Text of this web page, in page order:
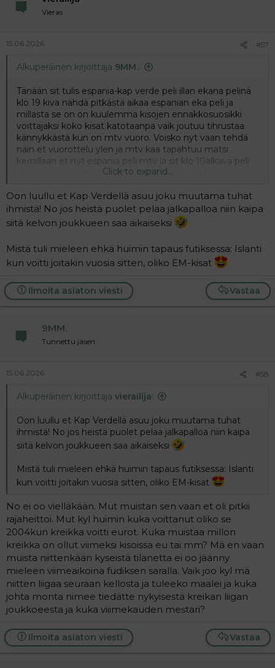
Vieras
15.06.2026 #57
Alkuperäinen kirjoittaja 9MM.:
Tänään sit tulis espania-kap verde peli illan ekana pelinä
klo 19 kiva nähdä pitkästä aikaa espanian eka peli ja
millasta se on on kuulemma kisojen ennakkosuosikki
voittajaksi koko kisat katotaanpa vaik joutuu tihrustaa
kännykkästä kun on mtv vuoro. Voisko nyt vaan tehdä
näin et vuorottelu ylen ja mtv kaa tapahtuu matsi
kerrallaan et nyt espania peli mtv ja sit klo 10alkava peli
yle ja seuraava sit taas mtv. Tietääkö joku mikä on
Click to expand...
Oon luullu et Kap Verdellä asuu joku muutama tuhat
ihmistä! No jos heistä puolet pelaa jalkapalloa niin kaipa
siitä kelvon joukkueen saa aikaiseksi
Mistä tuli mieleen ehkä huimin tapaus futiksessa: Islanti
kun voitti joitakin vuosia sitten, oliko EM-kisat
Vastaa
Ilmoita asiaton viesti
9MM.
Tunnettu jäsen
15.06.2026 #58
Alkuperäinen kirjoittaja vierailija:
Oon luullu et Kap Verdellä asuu joku muutama tuhat
ihmistä! No jos heistä puolet pelaa jalkapalloa niin kaipa
siitä kelvon joukkueen saa aikaiseksi
Mistä tuli mieleen ehkä huimin tapaus futiksessa: Islanti
kun voitti joitakin vuosia sitten, oliko EM-kisat
No ei oo vielläkään. Mut muistan sen vaan et oli pitkii
rajaheittoi. Mut kyl huimin kuka voittanut oliko se
2004kun kreikka voitti eurot. Kuka muistaa millon
kreikka on ollut viimeksi kisoissa eu tai mm? Mä en vaan
muista niittenkään kyseistä tilanetta ei oo jäänny
mieleen viimeaikoina fudiksen saralla. Vaik joo kyl mä
niitten liigaa seuraan kellosta ja tuleeko maalei ja kuka
johta monta nimee tiedätte nykyisestä kreikan liigan
joukkoeesta ja kuka viiimekauden mestari?
Vastaa
Ilmoita asiaton viesti